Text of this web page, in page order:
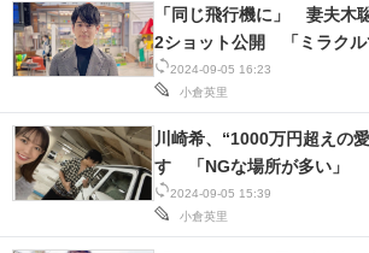
2024-09-05 16:23
小倉英里
「同じ飛行機に」 妻夫木
2ショット公開 「ミラクル
2024-09-05 15:39
小倉英里
川崎希、“1000万円超えの
す 「NGな場所が多い」